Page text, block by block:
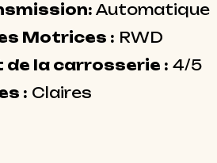
Automatique
Motrices : RWD
de la carrosserie : 4/5
: Claires